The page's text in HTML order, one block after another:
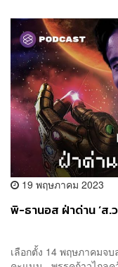
19 พฤษภาคม 2023
พิ-ธานอส ฝ่าด่าน ‘ส.
เลือกตั้ง 14 พฤษภาคมจ